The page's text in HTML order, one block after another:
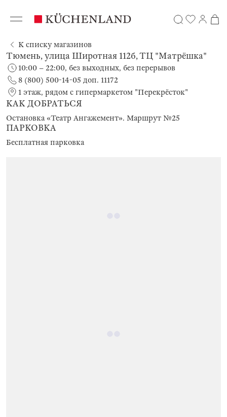
К списку магазинов
Тюмень, улица Широтная 112б, ТЦ "Матрёшка"
10:00 – 22:00, без выходных, без перерывов
8 (800) 500-14-05 доп. 11172
1 этаж, рядом с гипермаркетом "Перекрёсток"
КАК ДОБРАТЬСЯ
Остановка «Театр Ангажемент». Маршрут №25
ПАРКОВКА
Бесплатная парковка